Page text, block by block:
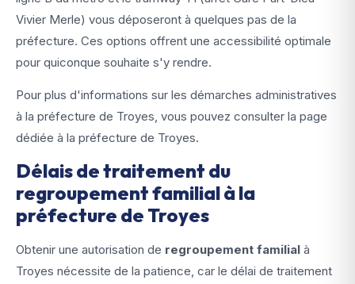
Vivier Merle) vous déposeront à quelques pas de la
préfecture. Ces options offrent une accessibilité optimale
pour quiconque souhaite s'y rendre.
Pour plus d'informations sur les démarches administratives
à la préfecture de Troyes, vous pouvez consulter la page
dédiée à la préfecture de Troyes.
Délais de traitement du
regroupement familial à la
préfecture de Troyes
Obtenir une autorisation de regroupement familial à
Troyes nécessite de la patience, car le délai de traitement